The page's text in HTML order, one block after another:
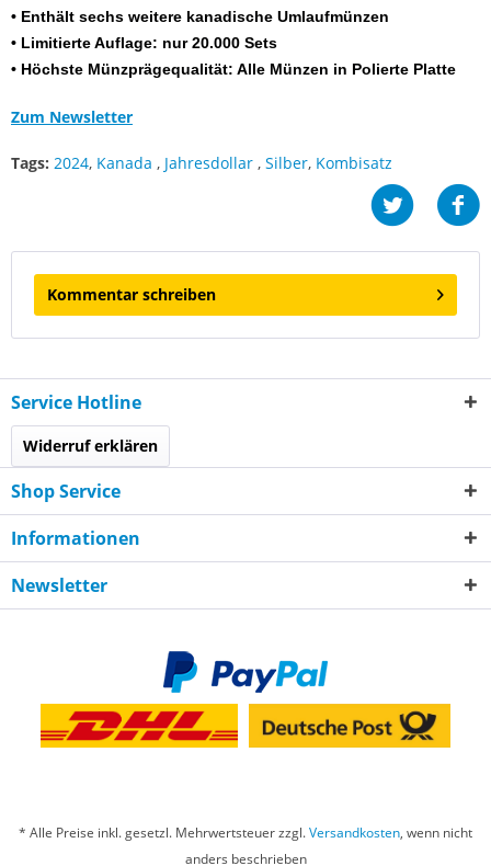
• Enthält sechs weitere kanadische Umlaufmünzen
• Limitierte Auflage: nur 20.000 Sets
• Höchste Münzprägequalität: Alle Münzen in Polierte Platte
Zum Newsletter
Tags: 2024, Kanada , Jahresdollar , Silber, Kombisatz
Kommentar schreiben
Service Hotline
Widerruf erklären
Shop Service
Informationen
Newsletter
* Alle Preise inkl. gesetzl. Mehrwertsteuer zzgl.Versandkosten, wenn nicht
anders beschrieben